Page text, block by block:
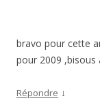
bravo pour cette
pour 2009 ,bisous
Répondre ↓